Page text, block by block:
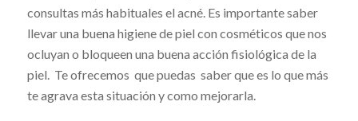
consultas más habituales el acné. Es importante saber
llevar una buena higiene de piel con cosméticos que nos
ocluyan o bloqueen una buena acción fisiológica de la
piel. Te ofrecemos que puedas saber que es lo que más
te agrava esta situación y como mejorarla.